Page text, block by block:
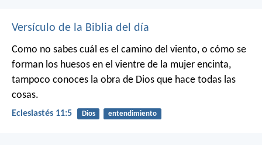
Versículo de la Biblia del día
Como no sabes cuál es el camino del viento, o cómo se
forman los huesos en el vientre de la mujer encinta,
tampoco conoces la obra de Dios que hace todas las
cosas.
Eclesiastés 11:5 Dios entendimiento